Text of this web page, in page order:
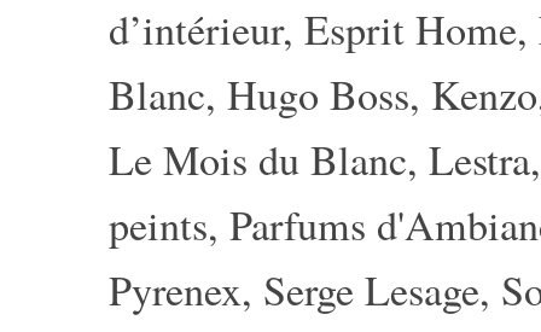
d’intérieur, Esprit Home,
Blanc, Hugo Boss, Kenzo
Le Mois du Blanc, Lestra
peints, Parfums
Pyrenex, Serge Lesage,